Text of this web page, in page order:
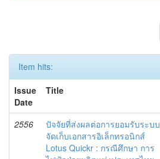
Item hits:
Issue
Date
Title
2556
ปัจจัยที่ส่งผลต่อการยอมรับระบบ
จัดเก็บเอกสารอิเล็กทรอนิกส์
Lotus Quickr : กรณีศึกษา การ